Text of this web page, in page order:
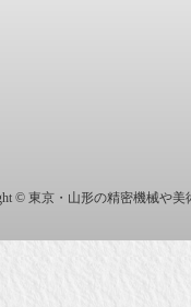
© 東京・山形の精密機械や美